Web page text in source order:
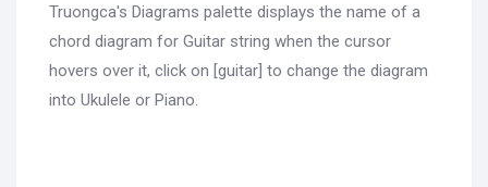
Truongca's Diagrams palette displays the name of a
chord diagram for Guitar string when the cursor
hovers over it, click on [guitar] to change the diagram
into Ukulele or Piano.